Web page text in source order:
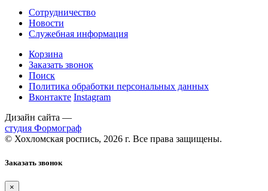
Сотрудничество
Новости
Служебная информация
Корзина
Заказать звонок
Поиск
Политика обработки персональных данных
Вконтакте Instagram
Дизайн сайта —
студия Формограф
© Хохломская роспись, 2026 г. Все права защищены.
Заказать звонок
×